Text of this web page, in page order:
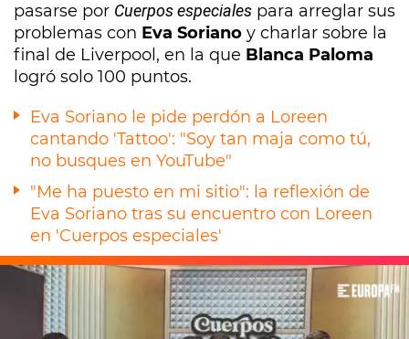
pasarse por Cuerpos especiales para arreglar sus
problemas con Eva Soriano y charlar sobre la
final de Liverpool, en la que Blanca Paloma
logró solo 100 puntos.
Eva Soriano le pide perdón a Loreen
cantando 'Tattoo': "Soy tan maja como tú,
no busques en YouTube"
"Me ha puesto en mi sitio": la reflexión de
Eva Soriano tras su encuentro con Loreen
en 'Cuerpos especiales'